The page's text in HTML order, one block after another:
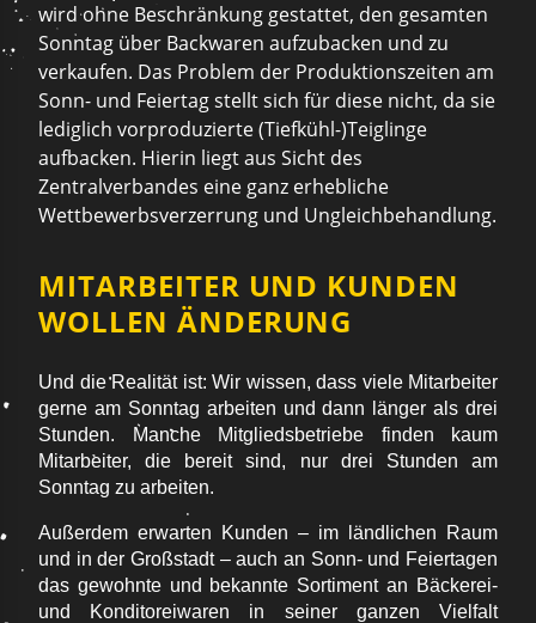
wird ohne Beschränkung gestattet, den gesamten
Sonntag über Backwaren aufzubacken und zu
verkaufen. Das Problem der Produktionszeiten am
Sonn- und Feiertag stellt sich für diese nicht, da sie
lediglich vorproduzierte (Tiefkühl-)Teiglinge
aufbacken. Hierin liegt aus Sicht des
Zentralverbandes eine ganz erhebliche
Wettbewerbsverzerrung und Ungleichbehandlung.
MITARBEITER UND KUNDEN
WOLLEN ÄNDERUNG
Und die Realität ist: Wir wissen, dass viele Mitarbeiter
gerne am Sonntag arbeiten und dann länger als drei
Stunden. Manche Mitgliedsbetriebe finden kaum
Mitarbeiter, die bereit sind, nur drei Stunden am
Sonntag zu arbeiten.
Außerdem erwarten Kunden – im ländlichen Raum
und in der Großstadt – auch an Sonn- und Feiertagen
das gewohnte und bekannte Sortiment an Bäckerei-
und Konditoreiwaren in seiner ganzen Vielfalt